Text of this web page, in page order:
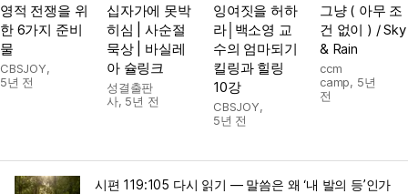
영적 전쟁을 위
한 6가지 준비
물
CBSJOY,
5년 전
십자가에 못박
히심 | 사순절
묵상 | 바실레
아 슐링크
성결출판
사, 5년 전
잉여짓을 허하
라│백소영 교
수의 엄마되기
킬링과 힐링
10강
CBSJOY,
5년 전
그냥 ( 아무 조
건 없이 ) / Sky
& Rain
ccm
camp, 5년
전
시편 119:105 다시 읽기 — 말씀은 왜 ‘내 발의 등’인가